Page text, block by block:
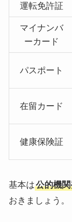
運転免許証
マイナンバ
ーカード
パスポート
在留カード
健康保険証
基本は公的機
おきましょう。